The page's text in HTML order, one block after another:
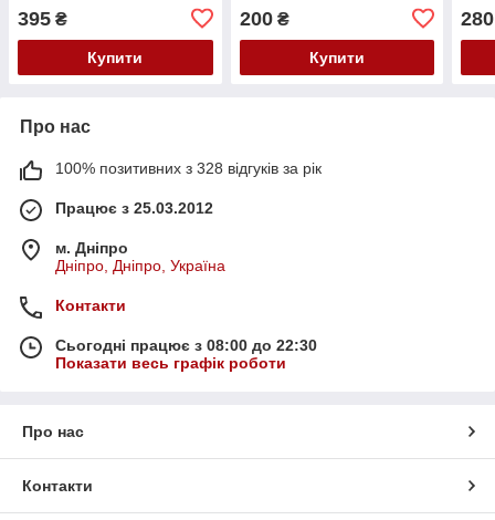
395 ₴
Купити
200₴
Купити
280
Про нас
100% позитивних з 328 відгуків за рік
Працює з 25.03.2012
м. Дніпро
Дніпро, Дніпро, Україна
Контакти
Сьогодні працює з 08:00 до 22:30
Показати весь графік роботи
Про нас
Контакти